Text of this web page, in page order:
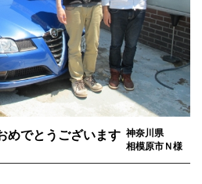
めでとうございます 神奈川県
相模原市Ｎ様